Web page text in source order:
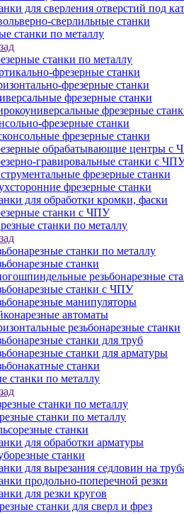
для сверления отверстий под
сверлильные станки
станки по металлу
станки по металлу
фрезерные станки
фрезерные станки
фрезерные станки
фрезерные
фрезерные станки
фрезерные станки
обрабатывающие центры с
гравировальные станки с
фрезерные станки
фрезерные станки
для обработки кромки, фаски
станки с ЧПУ
станки по металлу
станки по металлу
станки
резьбонарезные
станки с ЧПУ
манипуляторы
автоматы
резьбонарезные станки
станки для труб
станки для арматуры
станки
станки по металлу
станки по металлу
станки по металлу
станки
для обработки арматуры
станки
для вырезания седловин на
продольно-поперечной резки
для резки кругов
станки для сверл и фрез